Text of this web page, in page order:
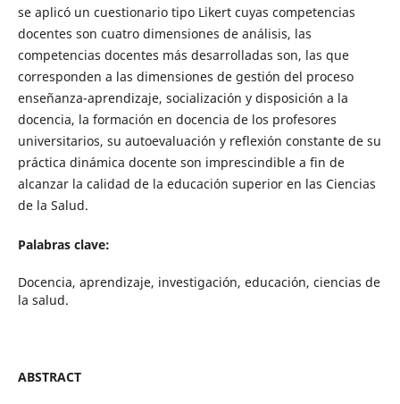
se aplicó un cuestionario tipo Likert cuyas competencias
docentes son cuatro dimensiones de análisis, las
competencias docentes más desarrolladas son, las que
corresponden a las dimensiones de gestión del proceso
enseñanza-aprendizaje, socialización y disposición a la
docencia, la formación en docencia de los profesores
universitarios, su autoevaluación y reflexión constante de su
práctica dinámica docente son imprescindible a fin de
alcanzar la calidad de la educación superior en las Ciencias
de la Salud.
Palabras clave:
Docencia, aprendizaje, investigación, educación, ciencias de
la salud.
ABSTRACT